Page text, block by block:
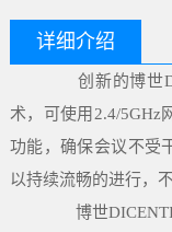
详细介绍
创新的博世
术，可使用2.4/5GHz
功能，确保会议不受
以持续流畅的进行，
博世